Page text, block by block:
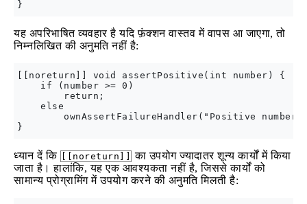
यह अपरिभाषित व्यवहार है यदि फ़ंक्शन वास्तव में वापस आ जाएगा, तो
निम्नलिखित की अनुमति नहीं है:
[[noreturn]] void assertPositive(int number) {
    if (number >= 0)
        return;
    else
ownAssertFailureHandler("Positive number
ध्यान दें कि [[noreturn]]
का उपयोग ज्यादातर शून्य कार्यों में किया
जाता है। हालांकि, यह एक आवश्यकता नहीं है, जिससे कार्यों को
सामान्य प्रोग्रामिंग में उपयोग करने की अनुमति मिलती है: